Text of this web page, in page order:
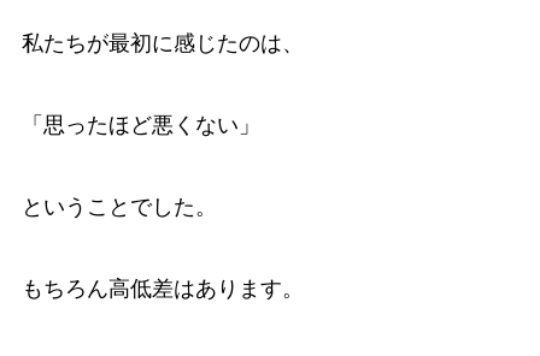
私たちが最初に感じたのは、
「思ったほど悪くない」
ということでした。
もちろん高低差はあります。